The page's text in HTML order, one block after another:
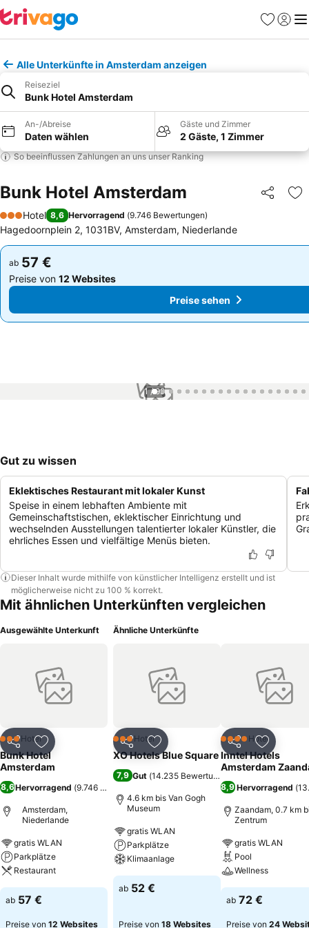
Favoriten
Alle Unterkünfte in Amsterdam anzeigen
Reiseziel
Bunk Hotel Amsterdam
An-/Abreise
Daten wählen
Gäste und Zimmer
2 Gäste, 1 Zimmer
So beeinflussen Zahlungen an uns unser Ranking
Bunk Hotel Amsterdam Teilen
3 Sterne
Hotel 8,6 Hervorragend (9.746 Bewertungen)
Hagedoornplein 2, 1031BV, Amsterdam, Niederlande
ab 57 €
Preise von 12 Websites
Preise sehen
ab 57 €
Preise von 12 Websites
Preise sehen
1 / 99
Gut zu wissen
Eklektisches Restaurant mit lokaler Kunst
Speise in einem lebhaften Ambiente mit
Gemeinschaftstischen, eklektischer Einrichtung und
wechselnden Ausstellungen talentierter lokaler Künstler, die
ehrliches Essen und vielfältige Menüs bieten.
Dieser Inhalt wurde mithilfe von künstlicher Intelligenz erstellt und ist
möglicherweise nicht zu 100 % korrekt.
Mit ähnlichen Unterkünften vergleichen
Ausgewählte Unterkunft
Teilen Zu Favoriten hinzufügen
3 SterneHotel
Bunk Hotel
Amsterdam
8,6Hervorragend (9.746 Bewertungen
Amsterdam,
Niederlande
gratis WLAN
Parkplätze
Restaurant
ab 57 €
Preise von 12 Websites
Ähnliche Unterkünfte
Teilen Zu Favoriten hinzufügen
3 SterneHotel
XO Hotels Blue Square
7,9 Gut (14.235 Bewertungen
4.6 km bis Van Gogh
Museum
gratis WLAN
Parkplätze
Klimaanlage
ab 52 €
Preise von 18 Websites
Teilen Zu
4 SterneHotel
Inntel Hotels
Amsterdam
8,9Hervorragend (
Zaandam, 0.7 km
Zentrum
gratis WLAN
Pool
Wellness
ab 72 €
Preise von 24